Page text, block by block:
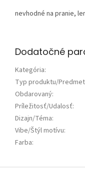
nevhodné na pranie,
Dodatočné
Kategória:
Typ produktu/Predmet
Obdarovaný:
Príležitosť/Udalosť:
Dizajn/Téma:
Vibe/Štýl motívu:
Farba:
Z